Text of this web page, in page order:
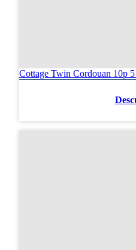
Cottage Twin Cordouan 10p